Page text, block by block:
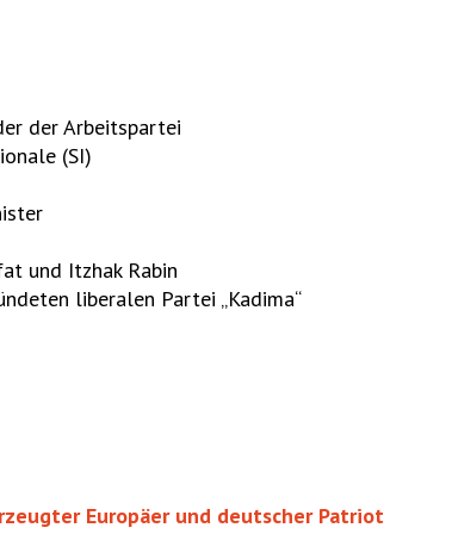
der Arbeitspartei
(SI)
und Itzhak Rabin
liberalen Partei „Kadima“
Europäer und deutscher Patriot